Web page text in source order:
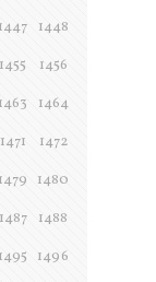
1447
1448
1455
1456
1463
1464
1471
1472
1479
1480
1487
1488
1495
1496